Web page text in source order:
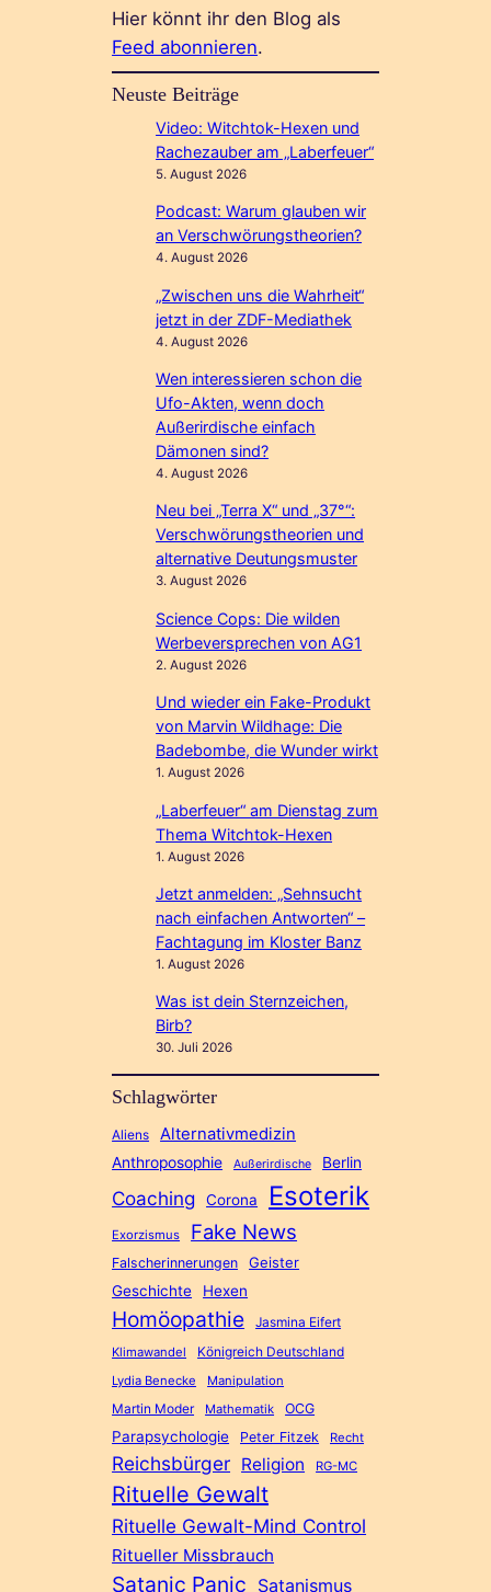
Hier könnt ihr den Blog als
Feed abonnieren.
Neuste Beiträge
Video: Witchtok-Hexen und
Rachezauber am „Laberfeuer“
5. August 2026
Podcast: Warum glauben wir
an Verschwörungstheorien?
4. August 2026
„Zwischen uns die Wahrheit“
jetzt in der ZDF-Mediathek
4. August 2026
Wen interessieren schon die
Ufo-Akten, wenn doch
Außerirdische einfach
Dämonen sind?
4. August 2026
Neu bei „Terra X“ und „37°“:
Verschwörungstheorien und
alternative Deutungsmuster
3. August 2026
Science Cops: Die wilden
Werbeversprechen von AG1
2. August 2026
Und wieder ein Fake-Produkt
von Marvin Wildhage: Die
Badebombe, die Wunder wirkt
1. August 2026
„Laberfeuer“ am Dienstag zum
Thema Witchtok-Hexen
1. August 2026
Jetzt anmelden: „Sehnsucht
nach einfachen Antworten“ –
Fachtagung im Kloster Banz
1. August 2026
Was ist dein Sternzeichen,
Birb?
30. Juli 2026
Schlagwörter
Aliens Alternativmedizin
Anthroposophie Außerirdische Berlin
Coaching Corona Esoterik
Exorzismus Fake News
Falscherinnerungen
Geister
Geschichte
Hexen
Homöopathie Jasmina Eifert
Klimawandel Königreich Deutschland
Lydia Benecke Manipulation
Martin Moder Mathematik OCG
Parapsychologie Peter Fitzek Recht
Reichsbürger Religion RG-MC
Rituelle Gewalt
Rituelle Gewalt-Mind Control
Ritueller Missbrauch
Satanic Panic Satanismus